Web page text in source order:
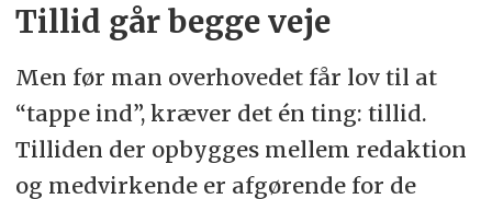
Tillid går begge veje
Men før man overhovedet får lov til at
“tappe ind”, kræver det én ting: tillid.
Tilliden der opbygges mellem redaktion
og medvirkende er afgørende for de